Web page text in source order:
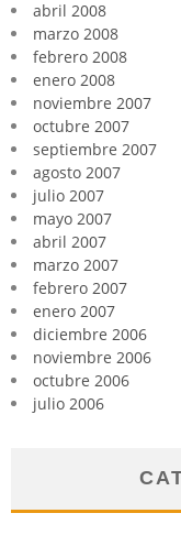
abril 2008
marzo 2008
febrero 2008
enero 2008
noviembre 2007
octubre 2007
septiembre 2007
agosto 2007
julio 2007
mayo 2007
abril 2007
marzo 2007
febrero 2007
enero 2007
diciembre 2006
noviembre 2006
octubre 2006
julio 2006